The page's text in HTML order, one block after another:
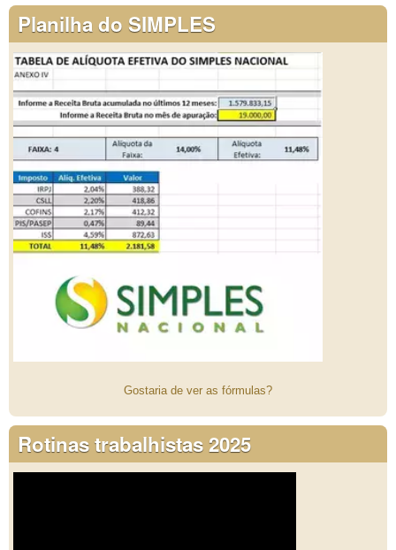
Planilha do SIMPLES
Gostaria de ver as fórmulas?
Rotinas trabalhistas 2025